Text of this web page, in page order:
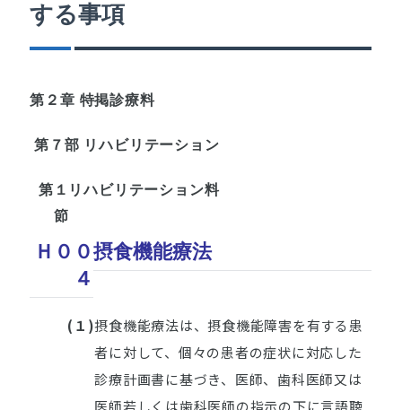
する事項
第２章 特掲診療料
第７部 リハビリテーション
第１
節
リハビリテーション料
Ｈ００
４
摂食機能療法
(１)摂食機能療法は、摂食機能障害を有する患
者に対して、個々の患者の症状に対応した
診療計画書に基づき、医師、歯科医師又は
医師若しくは歯科医師の指示の下に言語聴